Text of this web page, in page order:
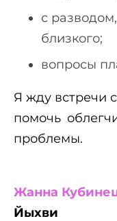
с
близкого;
вопросы
Я жду встречи
помочь
проблемы.
Жанна
Йыхви